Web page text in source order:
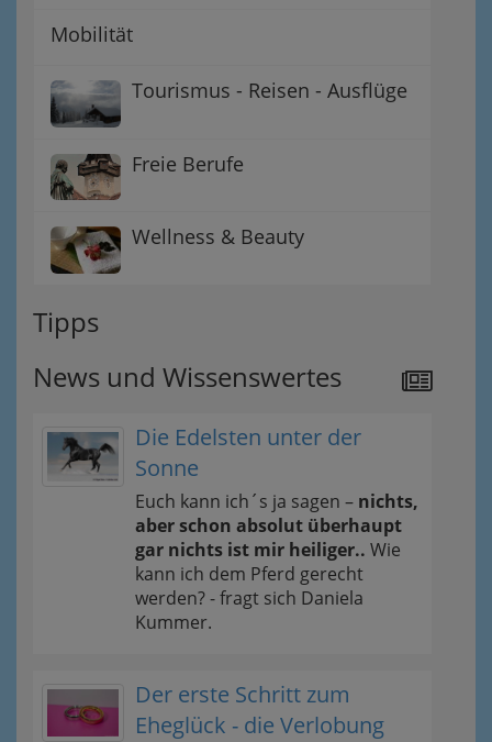
Mobilität
Tourismus - Reisen - Ausflüge
Freie Berufe
Wellness & Beauty
Tipps
News und Wissenswertes
Die Edelsten unter der
Sonne
Euch kann ich´s ja sagen – nichts,
aber schon absolut überhaupt
gar nichts ist mir heiliger.. Wie
kann ich dem Pferd gerecht
werden? - fragt sich Daniela
Kummer.
Der erste Schritt zum
Eheglück - die Verlobung